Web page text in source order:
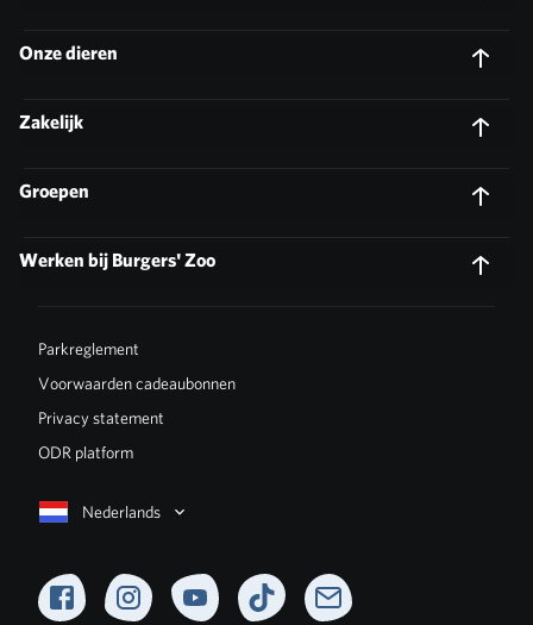
Onze dieren
Zakelijk
Groepen
Werken bij Burgers' Zoo
Nederlands
Parkreglement
Voorwaarden cadeaubonnen
Privacy statement
ODR platform
FacebookInstagramYouTubeTikTok Newsletter